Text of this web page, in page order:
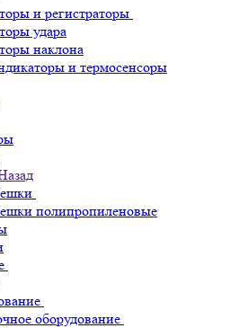
и регистраторы
удара
наклона
и термосенсоры
полипропиленовые
оборудование